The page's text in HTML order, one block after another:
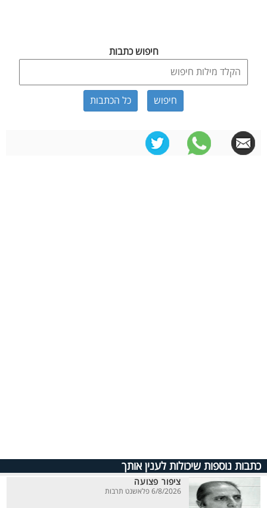
חיפוש כתבות
כל הכתבות
כתבות נוספות שיכולות לענין אותך
ציפור פצועה
6/8/2026 פלאשנט תרבות